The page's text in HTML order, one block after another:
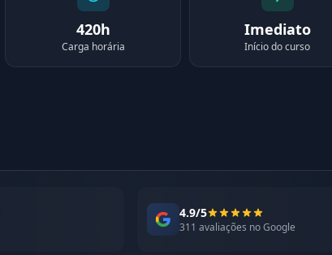
420h
Carga horária
Imediato
Início do curso
4.9/5
311 avaliações no Google